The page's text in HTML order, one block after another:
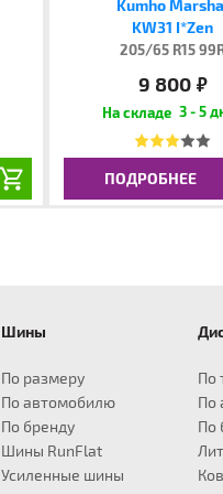
Kumho
KW31 I*Zen
205/65 R15
9 800 руб.
3 - 5
ПОДРОБНЕЕ
Шины
195/55
205/55
205/60
215/55
По размеру
По автомобилю
По бренду
Шины RunFlat
Усиленные шины
Defender
Discovery
Frelander
Range Rover
По
По
По